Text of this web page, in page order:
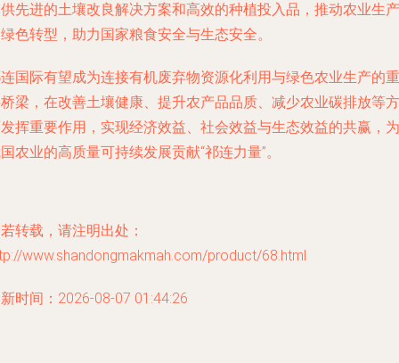
先进的土壤改良解决方案和高效的种植投入品，推动农业生产
色转型，助力国家粮食安全与生态安全。
国际有望成为连接有机废弃物资源化利用与绿色农业生产的重
梁，在改善土壤健康、提升农产品品质、减少农业碳排放等方
挥重要作用，实现经济效益、社会效益与生态效益的共赢，为
农业的高质量可持续发展贡献“祁连力量”。
转载，请注明出处：
www.shandongmakmah.com/product/68.html
时间：2026-08-07 01:44:26